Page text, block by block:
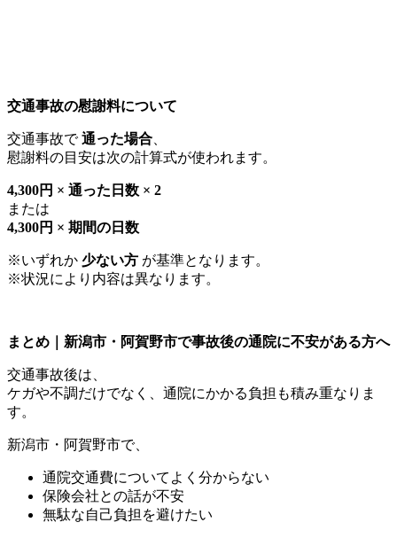
交通事故の慰謝料について
交通事故で通った場合
慰謝料の目安は次の計算式が使われます。
4,300円 × 通った日数 × 2
または
4,300円 × 期間の日数
※いずれか 少ない方 が基準となります。
※状況により内容は異なります。
まとめ｜新潟市・阿賀野市で事故後の通院に不安がある方へ
交通事故後は、
ケガや不調だけでなく、通院にかかる負担も積み重なりま
す。
新潟市・阿賀野市で、
通院交通費についてよく分からない
保険会社との話が不安
無駄な自己負担を避けたい